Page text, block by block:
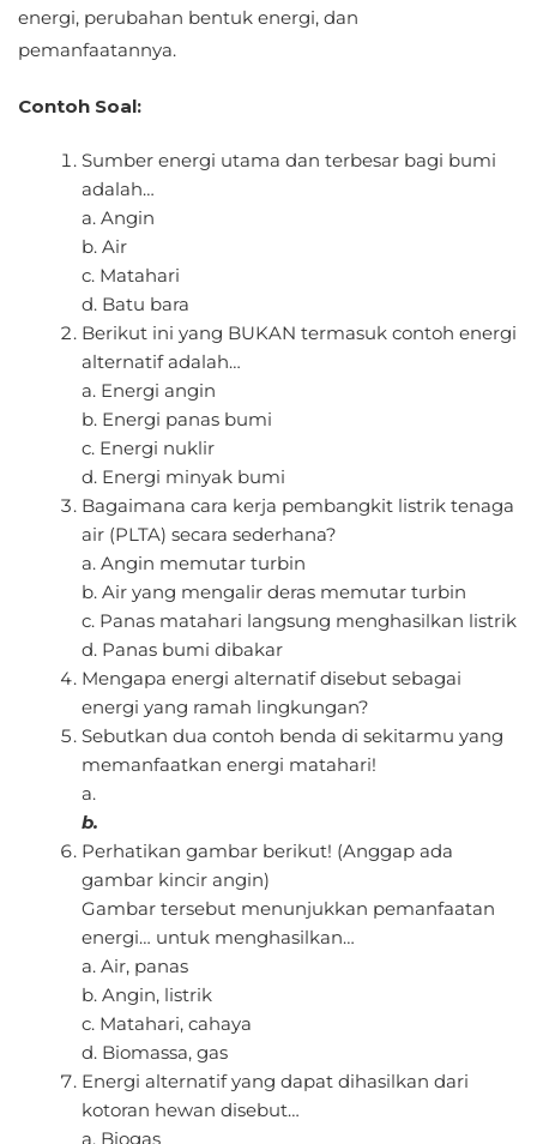
energi, perubahan bentuk energi, dan
pemanfaatannya.
Contoh Soal:
Sumber energi utama dan terbesar bagi bumi
adalah…
a. Angin
b. Air
c. Matahari
d. Batu bara
Berikut ini yang BUKAN termasuk contoh energi
alternatif adalah…
a. Energi angin
b. Energi panas bumi
c. Energi nuklir
d. Energi minyak bumi
Bagaimana cara kerja pembangkit listrik tenaga
air (PLTA) secara sederhana?
a. Angin memutar turbin
b. Air yang mengalir deras memutar turbin
c. Panas matahari langsung menghasilkan listrik
d. Panas bumi dibakar
Mengapa energi alternatif disebut sebagai
energi yang ramah lingkungan?
Sebutkan dua contoh benda di sekitarmu yang
memanfaatkan energi matahari!
a.
b.
Perhatikan gambar berikut! (Anggap ada
gambar kincir angin)
Gambar tersebut menunjukkan pemanfaatan
energi… untuk menghasilkan…
a. Air, panas
b. Angin, listrik
c. Matahari, cahaya
d. Biomassa, gas
Energi alternatif yang dapat dihasilkan dari
kotoran hewan disebut…
a. Biogas